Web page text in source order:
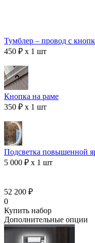
Тумблер – провод с
450 ₽ x 1 шт
Кнопка на раме
350 ₽ x 1 шт
Подсветка повышенной
5 000 ₽ x 1 шт
52 200 ₽
0
Купить набор
Дополнительные опции